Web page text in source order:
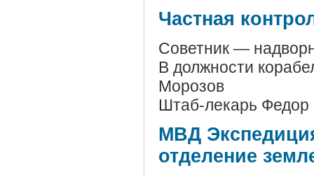
Частная
Советник —
В должности
Морозов
Штаб-лекарь Федор
МВД
отделение